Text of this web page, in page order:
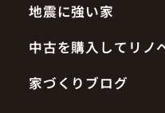
地震に強い家
中古を購入してリノ
家づくりブログ